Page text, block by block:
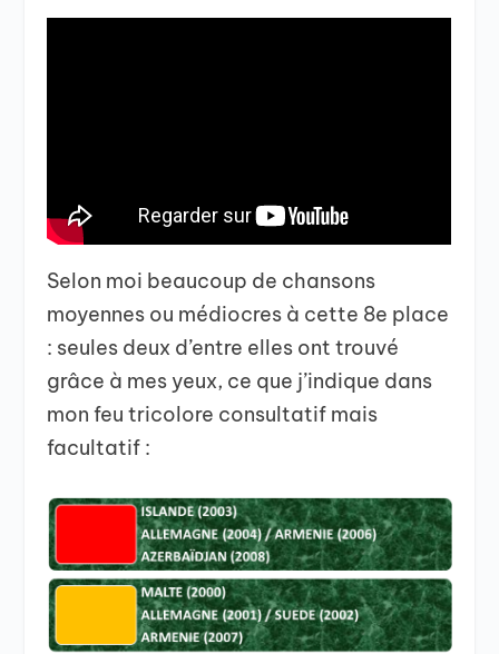
Selon moi beaucoup de chansons
moyennes ou médiocres à cette 8e place
: seules deux d’entre elles ont trouvé
grâce à mes yeux, ce que j’indique dans
mon feu tricolore consultatif mais
facultatif :